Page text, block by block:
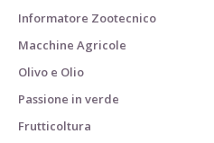
Informatore Zootecnico
Macchine Agricole
Olivo e Olio
Passione in verde
Frutticoltura